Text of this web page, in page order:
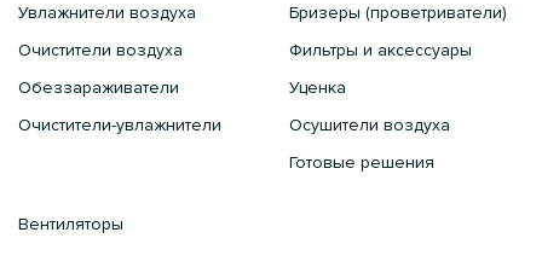
Увлажнители воздуха
Очистители воздуха
Обеззараживатели
Очистители-увлажнители
Бризеры (проветриватели)
Фильтры и аксессуары
Уценка
Осушители воздуха
Готовые решения
Вентиляторы